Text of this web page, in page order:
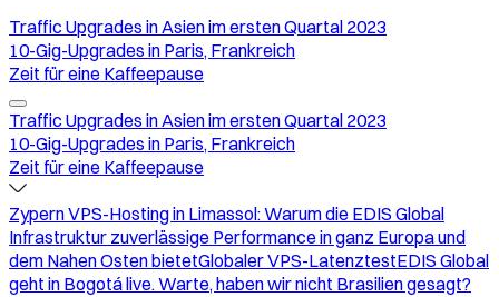
Traffic Upgrades in Asien im ersten Quartal 2023
10-Gig-Upgrades in Paris, Frankreich
Zeit für eine Kaffeepause
Traffic Upgrades in Asien im ersten Quartal 2023
10-Gig-Upgrades in Paris, Frankreich
Zeit für eine Kaffeepause
Zypern VPS-Hosting in Limassol: Warum die EDIS Global
Infrastruktur zuverlässige Performance in ganz Europa und
dem Nahen Osten bietetGlobaler VPS-LatenztestEDIS Global
geht in Bogotá live. Warte, haben wir nicht Brasilien gesagt?